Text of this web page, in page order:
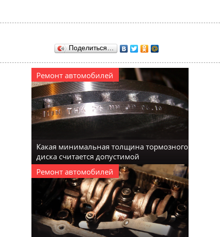
Поделиться…
Ремонт автомобилей
Какая минимальная толщина тормозного
диска считается допустимой
Ремонт автомобилей